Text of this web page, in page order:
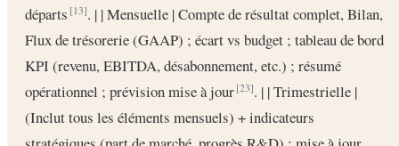
départs[13]. | | Mensuelle | Compte de résultat complet, Bilan,
Flux de trésorerie (GAAP) ; écart vs budget ; tableau de bord
KPI (revenu, EBITDA, désabonnement, etc.) ; résumé
opérationnel ; prévision mise à jour[23]. | | Trimestrielle |
(Inclut tous les éléments mensuels) + indicateurs